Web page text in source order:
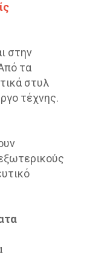
στην
τα
στυλ
τέχνης.